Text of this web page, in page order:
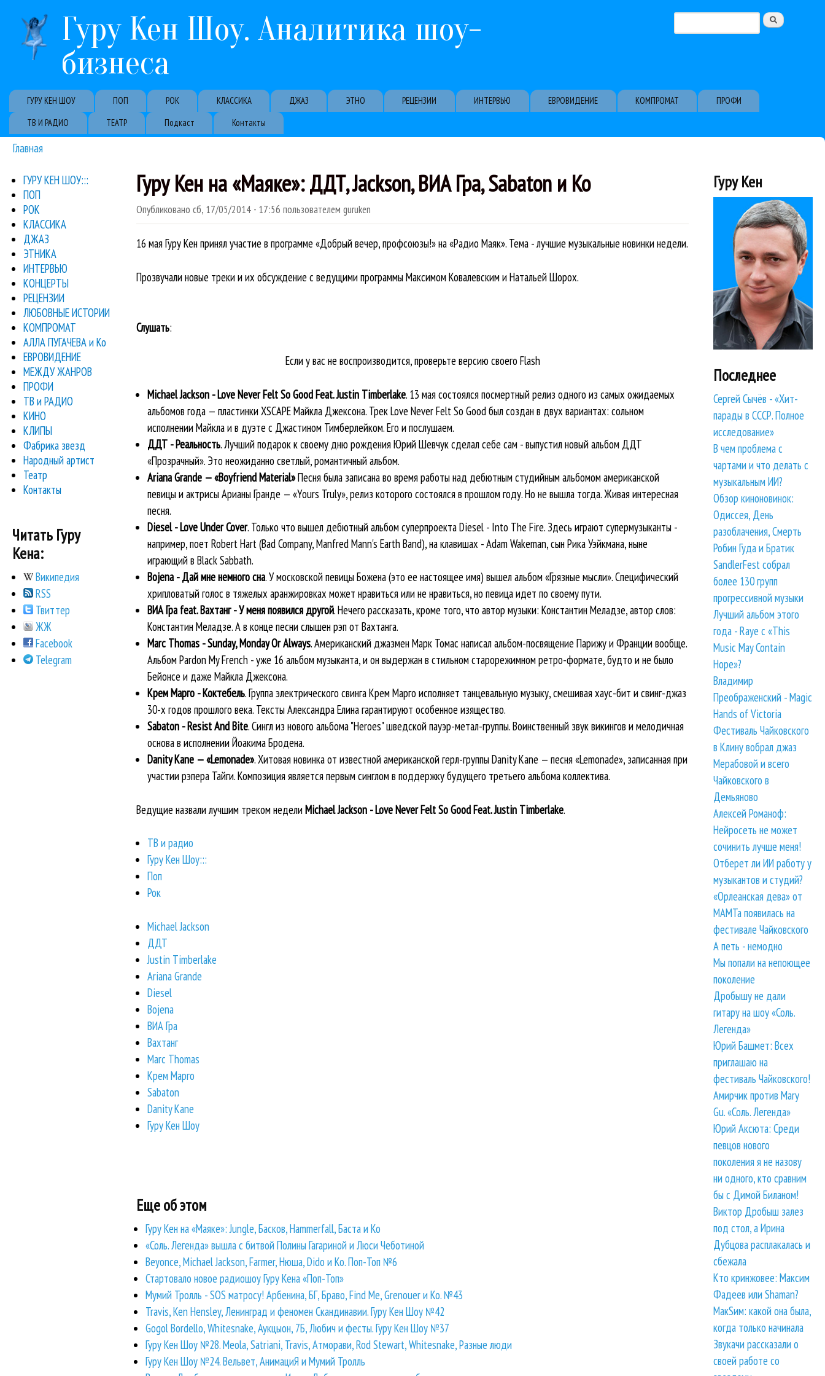
Гуру Кен Шоу. Аналитика шоу-
бизнеса
Форма поиска
Primary links
ГУРУ КЕН ШОУ ПОП РОК КЛАССИКА ДЖАЗ ЭТНО РЕЦЕНЗИИ ИНТЕРВЬЮ ЕВРОВИДЕНИЕ КОМПРОМАТ
ПРОФИ
ТВ И РАДИО
ТЕАТР Подкаст Контакты
Вы здесь
Главная
Гуру Кен на «Маяке»: ДДТ, Jackson, ВИА Гра, Sabaton и Ко
Опубликовано сб, 17/05/2014 - 17:56 пользователем guruken
16 мая Гуру Кен принял участие в программе «Добрый вечер, профсоюзы!» на «Радио Маяк». Тема - лучшие музыкальные новинки недели.
Прозвучали новые треки и их обсуждение с ведущими программы Максимом Ковалевским и Натальей Шорох.
Слушать:
Если у вас не воспроизводится, проверьте версию своего Flash
Michael Jackson - Love Never Felt So Good Feat. Justin Timberlake. 13 мая состоялся посмертный релиз одного из самых ожидаемых
альбомов года — пластинки XSCAPE Майкла Джексона. Трек Love Never Felt So Good был создан в двух вариантах: сольном
исполнении Майкла и в дуэте с Джастином Тимберлейком. Его и послушаем.
ДДТ - Реальность. Лучший подарок к своему дню рождения Юрий Шевчук сделал себе сам - выпустил новый альбом ДДТ
«Прозрачный». Это неожиданно светлый, романтичный альбом.
Ariana Grande — «Boyfriend Material»Песня была записана во время работы над дебютным студийным альбомом американской
певицы и актрисы Арианы Гранде — «Yours Truly», релиз которого состоялся в прошлом году. Но не вышла тогда. Живая интересная
песня.
Diesel - Love Under Cover. Только что вышел дебютный альбом суперпроекта Diesel - Into The Fire. Здесь играют супермузыканты -
например, поет Robert Hart (Bad Company, Manfred Mann's Earth Band), на клавишах - Adam Wakeman, сын Рика Уэйкмана, ныне
играющий в Black Sabbath.
Bojena - Дай мне немного сна. У московской певицы Божена (это ее настоящее имя) вышел альбом «Грязные мысли». Специфический
хрипловатый голос в тяжелых аранжировках может нравиться или не нравиться, но певица идет по своему пути.
ВИА Гра feat. Вахтанг - У меня появился другой. Нечего рассказать, кроме того, что автор музыки: Константин Меладзе, автор слов:
Константин Меладзе. А в конце песни слышен рэп от Вахтанга.
Marc Thomas - Sunday, Monday Or Always. Американский джазмен Марк Томас написал альбом-посвящение Парижу и Франции вообще.
Альбом Pardon My French - уже 16 альбом музыканта, и он выдержан в стильном старорежимном ретро-формате, будто и не было
Бейонсе и даже Майкла Джексона.
Крем Марго - Коктебель. Группа электрического свинга Крем Марго исполняет танцевальную музыку, смешивая хаус-бит и свинг-джаз
30-х годов прошлого века. Тексты Александра Елина гарантируют особенное изящество.
Sabaton - Resist And Bite. Сингл из нового альбома "Heroes" шведской пауэр-метал-группы. Воинственный звук викингов и мелодичная
основа в исполнении Йоакима Бродена.
Danity Kane — «Lemonade». Хитовая новинка от известной американской герл-группы Danity Kane — песня «Lemonade», записанная при
участии рэпера Тайги. Композиция является первым синглом в поддержку будущего третьего альбома коллектива.
Ведущие назвали лучшим треком неделиMichael Jackson - Love Never Felt So Good Feat. Justin Timberlake.
ТВ и радио
Гуру Кен Шоу:::
Поп
Рок
Michael Jackson
ДДТ
Justin Timberlake
Ariana Grande
Diesel
Bojena
ВИА Гра
Вахтанг
Marc Thomas
Крем Марго
Sabaton
Danity Kane
Гуру Кен Шоу
Еще об этом
Гуру Кен на «Маяке»: Jungle, Басков, Hammerfall, Баста и Ко
«Соль. Легенда» вышла с битвой Полины Гагариной и Люси Чеботиной
Beyonce, Michael Jackson, Farmer, Нюша, Dido и Ко. Поп-Топ №6
Стартовало новое радиошоу Гуру Кена «Поп-Топ»
Мумий Тролль - SOS матросу! Арбенина, БГ, Браво, Find Me, Grenouer и Ко. №43
Travis, Ken Hensley, Ленинград и феномен Скандинавии. Гуру Кен Шоу №42
Gogol Bordello, Whitesnake, Аукцыон, 7Б, Любич и фесты. Гуру Кен Шоу №37
Гуру Кен Шоу №28. Meola, Satriani, Travis, Атморави, Rod Stewart, Whitesnake, Разные люди
Гуру Кен Шоу №24. Вельвет, АнимациЯ и Мумий Тролль
ГУРУ КЕН ШОУ:::
ПОП
РОК
КЛАССИКА
ДЖАЗ
ЭТНИКА
ИНТЕРВЬЮ
КОНЦЕРТЫ
РЕЦЕНЗИИ
ЛЮБОВНЫЕ ИСТОРИИ
КОМПРОМАТ
АЛЛА ПУГАЧЕВА и Ко
ЕВРОВИДЕНИЕ
МЕЖДУ ЖАНРОВ
ПРОФИ
ТВ и РАДИО
КИНО
КЛИПЫ
Фабрика звезд
Народный артист
Театр
Контакты
Читать Гуру
Кена:
Википедия
RSS
Твиттер
ЖЖ
Facebook
Telegram
Гуру Кен
Последнее
Сергей Сычёв - «Хит-
парады в СССР. Полное
исследование»
В чем проблема с
чартами и что делать с
музыкальным ИИ?
Обзор киноновинок:
Одиссея, День
разоблачения, Смерть
Робин Гуда и Братик
SandlerFest собрал
более 130 групп
прогрессивной музыки
Лучший альбом этого
года - Raye с «This
Music May Contain
Hope»?
Владимир
Преображенский - Magic
Hands of Victoria
Фестиваль Чайковского
в Клину вобрал джаз
Мерабовой и всего
Чайковского в
Демьяново
Алексей Романоф:
Нейросеть не может
сочинить лучше меня!
Отберет ли ИИ работу у
музыкантов и студий?
«Орлеанская дева» от
МАМТа появилась на
фестивале Чайковского
А петь - немодно
Мы попали на непоющее
поколение
Дробышу не дали
гитару на шоу «Соль.
Легенда»
Юрий Башмет: Всех
приглашаю на
фестиваль Чайковского!
Амирчик против Mary
Gu. «Соль. Легенда»
Юрий Аксюта: Среди
певцов нового
поколения я не назову
ни одного, кто сравним
бы с Димой Биланом!
Виктор Дробыш залез
под стол, а Ирина
Дубцова расплакалась и
сбежала
Кто кринжовее: Максим
Фадеев или Shaman?
МакSим: какой она была,
когда только начинала
Звукачи рассказали о
своей работе со